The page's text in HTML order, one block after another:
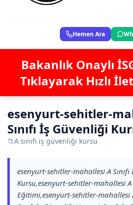
Hemen Ara
Bakanlık Onaylı
Tıklayarak Hızlı
esenyurt-sehitler-
Sınıfı İş Güvenliği
📁A sınıfı iş güvenliği kursu
esenyurt-sehitler-mahallesi A
Kursu,esenyurt-sehitler-mahallesi A
Eğitimi,esenyurt-sehitler-mahallesi A